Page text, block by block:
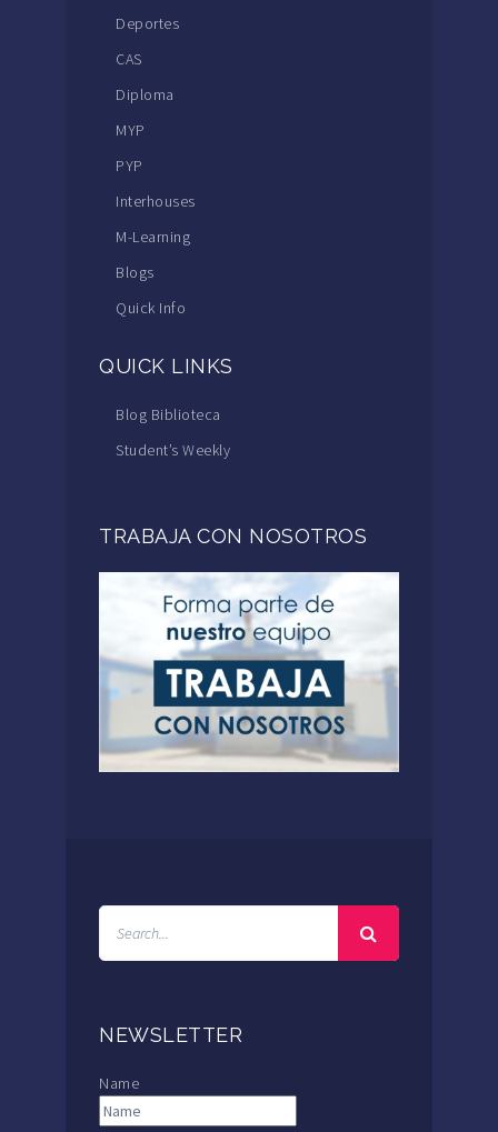
Deportes
CAS
Diploma
MYP
PYP
Interhouses
M-Learning
Blogs
Quick Info
QUICK LINKS
Blog Biblioteca
Student’s Weekly
TRABAJA CON NOSOTROS
NEWSLETTER
Name